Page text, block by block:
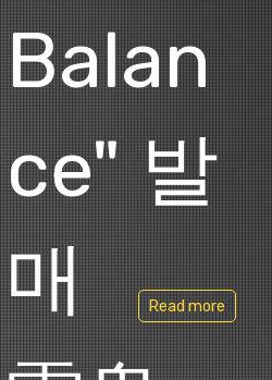
Balan
ce" 발
매
Read more